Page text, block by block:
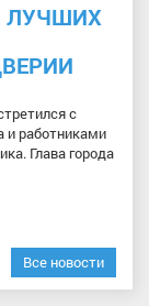
ЛУЧШИХ
с
и работниками
Глава города
Все новости